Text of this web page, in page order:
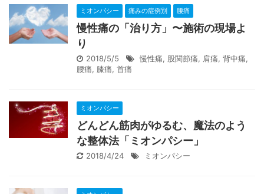
ミオンパシー 痛みの症例別 腰痛
慢性痛の「治り方」〜施術の現場よ
り
2018/5/5 慢性痛, 股関節痛, 肩痛, 背中痛,
腰痛, 膝痛, 首痛
ミオンパシー
どんどん筋肉がゆるむ、魔法のよう
な整体法「ミオンパシー」
2018/4/24 ミオンパシー